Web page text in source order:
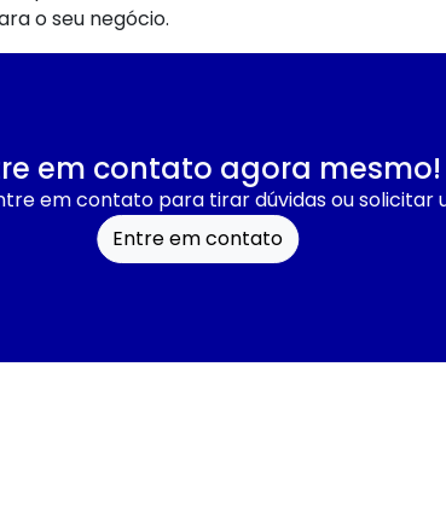
o seu negócio.
em contato agora mesmo!
em contato para tirar dúvidas ou solicitar
Entre em contato